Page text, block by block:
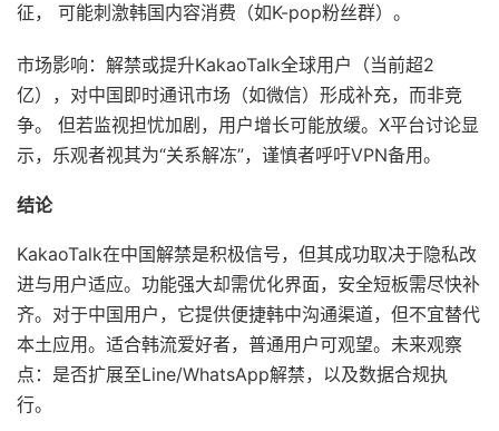
征， 可能刺激韩国内容消费（如K-pop粉丝群）。
市场影响：解禁或提升KakaoTalk全球用户（当前超2
亿），对中国即时通讯市场（如微信）形成补充，而非竞
争。 但若监视担忧加剧，用户增长可能放缓。X平台讨论显
示，乐观者视其为“关系解冻”，谨慎者呼吁VPN备用。
结论
KakaoTalk在中国解禁是积极信号，但其成功取决于隐私改
进与用户适应。功能强大却需优化界面，安全短板需尽快补
齐。对于中国用户，它提供便捷韩中沟通渠道，但不宜替代
本土应用。适合韩流爱好者，普通用户可观望。未来观察
点：是否扩展至Line/WhatsApp解禁，以及数据合规执
行。